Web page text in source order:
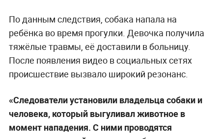
По данным следствия, собака напала на
ребёнка во время прогулки. Девочка получила
тяжёлые травмы, её доставили в больницу.
После появления видео в социальных сетях
происшествие вызвало широкий резонанс.
«Следователи установили владельца собаки и
человека, который выгуливал животное в
момент нападения. С ними проводятся